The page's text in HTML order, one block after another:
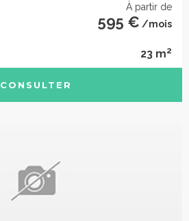
À partir de
595 € /mois
23 m2
CONSULTER